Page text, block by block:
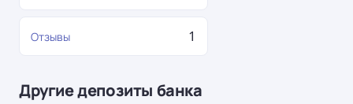
Отзывы 1
Другие депозиты банка